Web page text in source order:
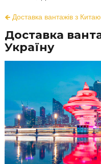
Д
о
с
т
в
а
н
т
🡸 Доставка вантажів з Китаю
Доставка
Україну